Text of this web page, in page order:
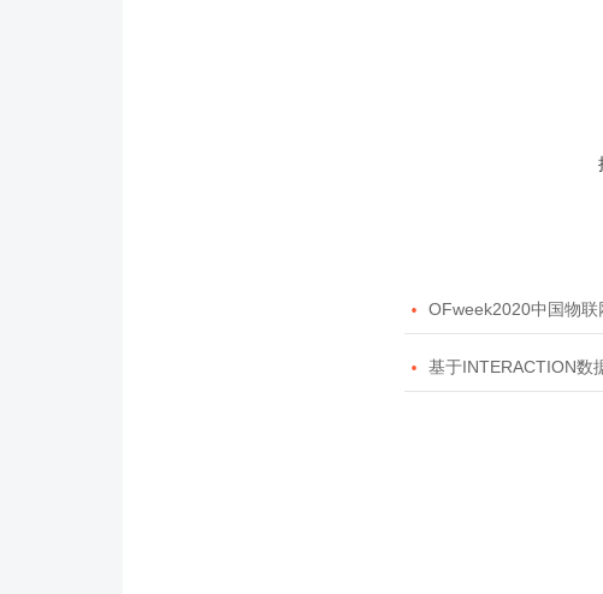
 OFweek2020中国物联
 基于INTERACTION数据集的